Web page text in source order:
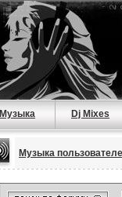
Музыка Dj Mixes
Музыка